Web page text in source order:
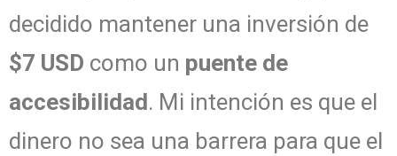
decidido mantener una inversión de
$7 USD como un puente de
accesibilidad. Mi intención es que el
dinero no sea una barrera para que el